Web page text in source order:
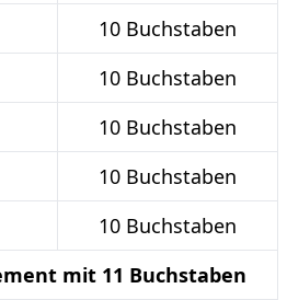
10 Buchstaben
10 Buchstaben
10 Buchstaben
10 Buchstaben
10 Buchstaben
mit 11 Buchstaben